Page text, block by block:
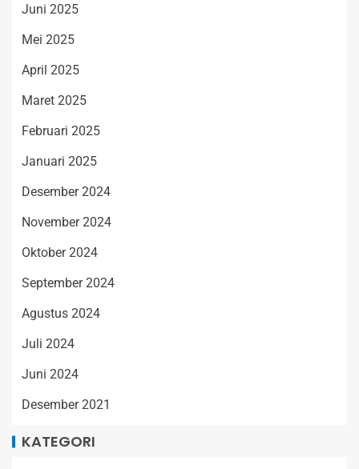
Juni 2025
Mei 2025
April 2025
Maret 2025
Februari 2025
Januari 2025
Desember 2024
November 2024
Oktober 2024
September 2024
Agustus 2024
Juli 2024
Juni 2024
Desember 2021
KATEGORI